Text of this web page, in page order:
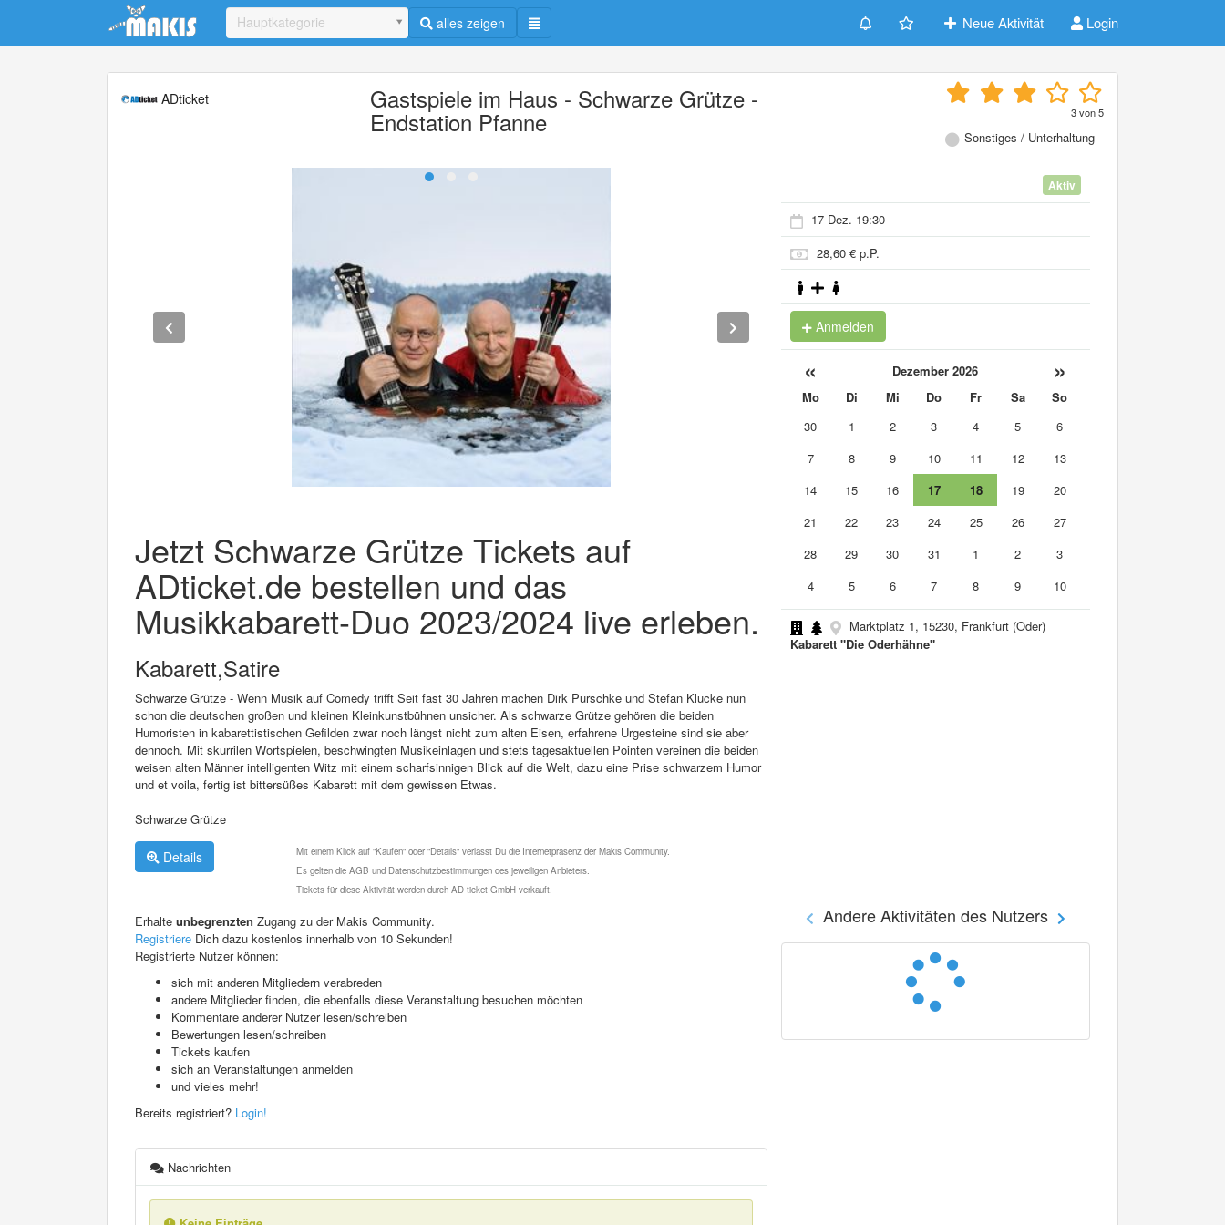
Update cookies preferences
Hauptkategorie alles zeigen Neue Aktivität Login
ADticket Gastspiele im Haus - Schwarze Grütze -
Endstation Pfanne 3von5
Sonstiges / Unterhaltung
Jetzt Schwarze Grütze Tickets auf
ADticket.de bestellen und das
Musikkabarett-Duo 2023/2024 live erleben.
Kabarett,Satire
Schwarze Grütze - Wenn Musik auf Comedy trifft Seit fast 30 Jahren machen Dirk Purschke und Stefan Klucke nun
schon die deutschen großen und kleinen Kleinkunstbühnen unsicher. Als schwarze Grütze gehören die beiden
Humoristen in kabarettistischen Gefilden zwar noch längst nicht zum alten Eisen, erfahrene Urgesteine sind sie aber
dennoch. Mit skurrilen Wortspielen, beschwingten Musikeinlagen und stets tagesaktuellen Pointen vereinen die beiden
weisen alten Männer intelligenten Witz mit einem scharfsinnigen Blick auf die Welt, dazu eine Prise schwarzem Humor
und et voila, fertig ist bittersüßes Kabarett mit dem gewissen Etwas.
Schwarze Grütze
Details
Mit einem Klick auf "Kaufen" oder "Details" verlässt Du die Internetpräsenz der Makis Community.
Es gelten die AGB und Datenschutzbestimmungen des jeweiligen Anbieters.
Tickets für diese Aktivität werden durch AD ticket GmbH verkauft.
Erhalte unbegrenzten Zugang zu der Makis Community.
Registriere Dich dazu kostenlos innerhalb von 10 Sekunden!
Registrierte Nutzer können:
sich mit anderen Mitgliedern verabreden
andere Mitglieder finden, die ebenfalls diese Veranstaltung besuchen möchten
Kommentare anderer Nutzer lesen/schreiben
Bewertungen lesen/schreiben
Tickets kaufen
sich an Veranstaltungen anmelden
und vieles mehr!
Bereits registriert? Login!
Nachrichten
Aktiv
17 Dez. 19:30
28,60 € p.P.
Anmelden
« Dezember 2026 »
Mo Di Mi Do Fr Sa
So
30
1 2 3 4 5
6
7
8 9 10 11 12
13
14
15 16 17 18 19
20
21
22 23 24 25 26
27
28
29 30 31 1 2
3
4
5 6 7 8 9 10
Marktplatz 1, 15230, Frankfurt (Oder)
Kabarett "Die Oderhähne"
Andere Aktivitäten des Nutzers